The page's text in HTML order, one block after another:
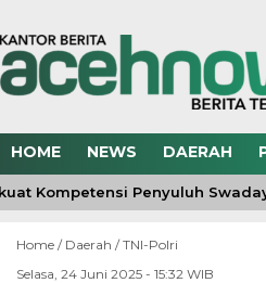
HOME NEWS DAERAH
Kompetensi Penyuluh
Home / Daerah /TNI-Polri
Selasa, 24 Juni 2025 - 15:32 WIB